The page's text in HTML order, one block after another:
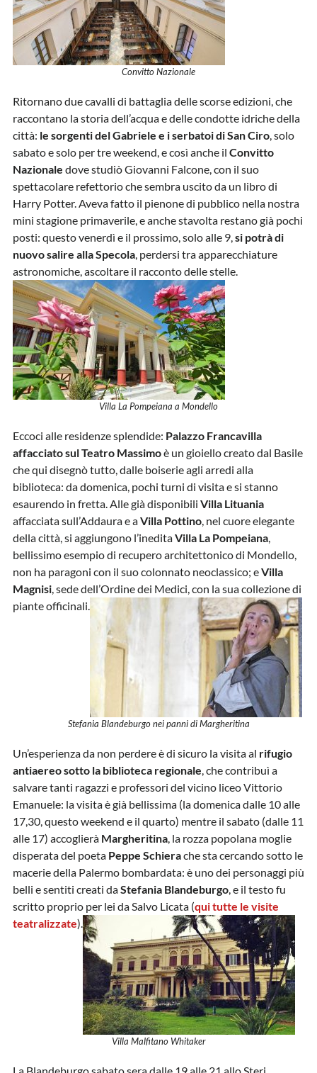
Convitto Nazionale
Ritornano due cavalli di battaglia delle scorse edizioni, che
raccontano la storia dell’acqua e delle condotte idriche della
città: le sorgenti del Gabriele e i serbatoi di San Ciro, solo
sabato e solo per tre weekend, e così anche il Convitto
Nazionale dove studiò Giovanni Falcone, con il suo
spettacolare refettorio che sembra uscito da un libro di
Harry Potter. Aveva fatto il pienone di pubblico nella nostra
mini stagione primaverile, e anche stavolta restano già pochi
posti: questo venerdì e il prossimo, solo alle 9,si potrà di
nuovo salire alla Specola, perdersi tra apparecchiature
astronomiche, ascoltare il racconto delle stelle.
Villa La Pompeiana a Mondello
Eccoci alle residenze splendide: Palazzo Francavilla
affacciato sul Teatro Massimoè un gioiello creato dal Basile
che qui disegnò tutto, dalle boiserie agli arredi alla
biblioteca: da domenica, pochi turni di visita e si stanno
esaurendo in fretta. Alle già disponibili Villa Lituania
affacciata sull’Addaura e aVilla Pottino, nel cuore elegante
della città, si aggiungono l’ineditaVilla La Pompeiana,
bellissimo esempio di recupero architettonico di Mondello,
non ha paragoni con il suo colonnato neoclassico; eVilla
Magnisi, sede dell’Ordine dei Medici, con la sua collezione di
piante officinali.
Stefania Blandeburgo nei panni di Margheritina
Un’esperienza da non perdere è di sicuro la visita al rifugio
antiaereo sotto la biblioteca regionale, che contribuì a
salvare tanti ragazzi e professori del vicino liceo Vittorio
Emanuele: la visita è già bellissima (la domenica dalle 10 alle
17,30, questo weekend e il quarto) mentre il sabato (dalle 11
alle 17) accoglierà Margheritina, la rozza popolana moglie
disperata del poeta Peppe Schierache sta cercando sotto le
macerie della Palermo bombardata: è uno dei personaggi più
belli e sentiti creati daStefania Blandeburgo, e il testo fu
scritto proprio per lei da Salvo Licata (qui tutte le visite
teatralizzate).
Villa Malfitano Whitaker